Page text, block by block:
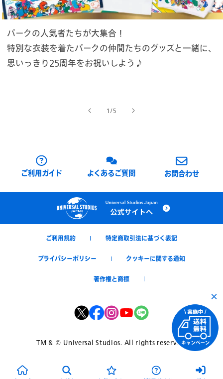
パークの人気者たちが大集合！
特別な衣装を着たパークの仲間たちのグッズと一緒に、
思いっきり25周年をお祝いしよう♪
1 /の
5
ご利用ガイド よくあるご質問 お問合わせ
ご利用規約 特定商取引法に基づく表記
プライバシーポリシー クッキーに関する通知
著作権と商標
TwitterFacebook
Instagram
YouTube
TM & © Universal Studios. All rights reserved.
×